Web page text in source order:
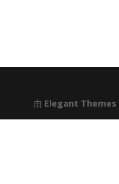
由 Elegant Themes